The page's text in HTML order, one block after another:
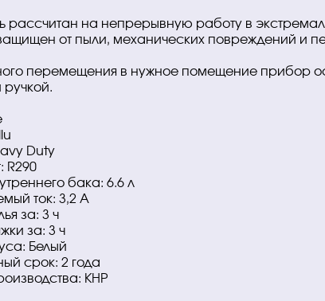
рассчитан на непрерывную работу в
от пыли, механических повреждений и
перемещения в нужное помещение прибор
Duty
R290
бака: 6.6 л
ток: 3,2 А
за: 3 ч
за: 3 ч
Белый
срок: 2 года
КНР